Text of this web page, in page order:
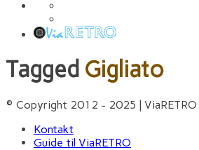
Tagged Gigliato
© Copyright 2012 - 2025 | ViaRETRO
Kontakt
Guide til ViaRETRO